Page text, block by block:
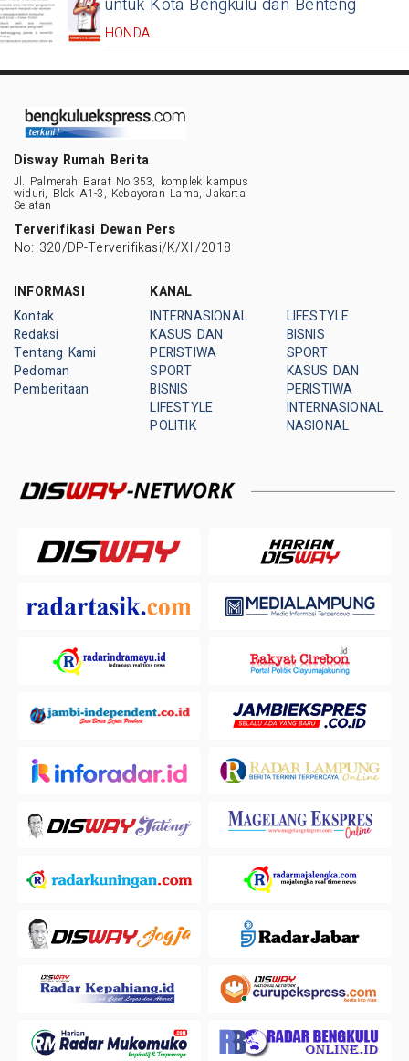
untuk Kota Bengkulu dan Benteng
HONDA
Disway Rumah Berita
Jl. Palmerah Barat No.353, komplek kampus
widuri, Blok A1-3, Kebayoran Lama, Jakarta
Selatan
Terverifikasi Dewan Pers
No: 320/DP-Terverifikasi/K/XII/2018
INFORMASI
Kontak
Redaksi
Tentang Kami
Pedoman
Pemberitaan
KANAL
INTERNASIONAL
KASUS DAN
PERISTIWA
SPORT
BISNIS
LIFESTYLE
POLITIK
LIFESTYLE
BISNIS
SPORT
KASUS DAN
PERISTIWA
INTERNASIONAL
NASIONAL